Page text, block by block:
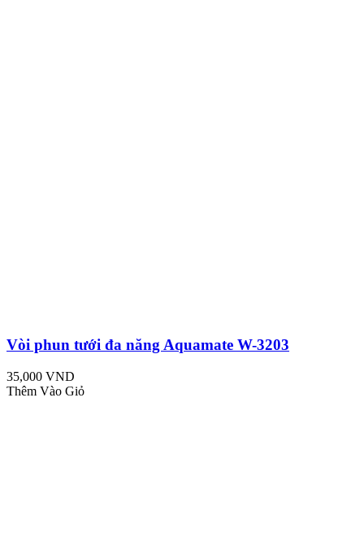
Vòi phun tưới đa năng Aquamate W-3203
35,000 VND
Thêm Vào Giỏ